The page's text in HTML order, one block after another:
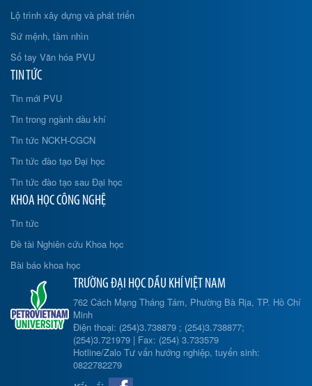
Lộ trình xây dựng và phát triển
Sứ mệnh, tầm nhìn
Sổ tay Văn hóa PVU
TIN TỨC
Tin mới PVU
Tin trong ngành dầu khí
Tin tức NCKH-CGCN
Tin tức đào tạo Đại học
Tin tức đào tạo sau Đại học
KHOA HỌC CÔNG NGHỆ
Tin tức
Đề tài Nghiên cứu Khoa học
Bài báo khoa học
TRƯỜNG ĐẠI HỌC DẦU KHÍ VIỆT NAM
762 Cách Mạng Tháng Tám, Phường Bà Rịa, TP. Hồ Chí
Minh
Điện thoại: (254)3.738879 ; (254)3.738877;
(254)3.721979 | Fax: (254) 3.733579
Hotline/Zalo Tư vấn hướng nghiệp, tuyển sinh:
0822782279